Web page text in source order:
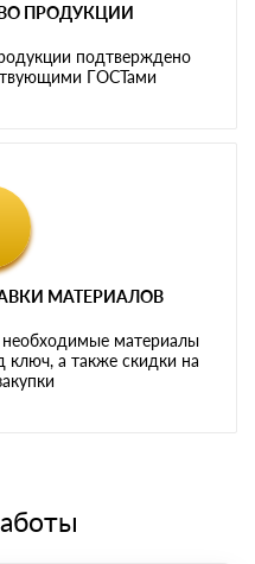
ПРОДУКЦИИ
подтверждено
ГОСТами
МАТЕРИАЛОВ
материалы
ключ, а также скидки на